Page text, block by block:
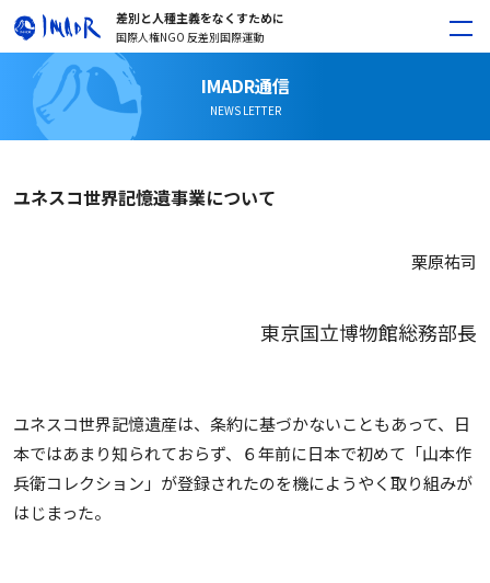
差別と人種主義をなくすために
国際人権NGO 反差別国際運動
IMADR通信
NEWS LETTER
ユネスコ世界記憶遺事業について
栗原祐司
東京国立博物館総務部長
ユネスコ世界記憶遺産は、条約に基づかないこともあって、日
本ではあまり知られておらず、６年前に日本で初めて「山本作
兵衛コレクション」が登録されたのを機にようやく取り組みが
はじまった。